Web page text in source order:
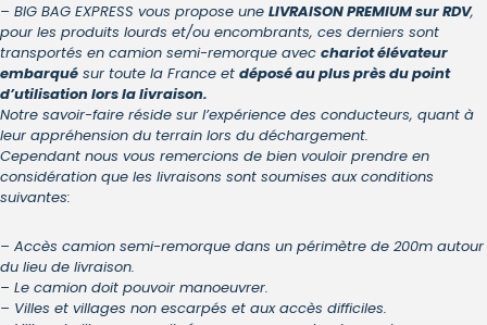
– BIG BAG EXPRESS vous propose une LIVRAISON PREMIUM sur RDV,
pour les produits lourds et/ou encombrants, ces derniers sont
transportés en camion semi-remorque avec chariot élévateur
embarqué sur toute la France et déposé au plus près du point
d’utilisation lors la livraison.
Notre savoir-faire réside sur l’expérience des conducteurs, quant à
leur appréhension du terrain lors du déchargement.
Cependant nous vous remercions de bien vouloir prendre en
considération que les livraisons sont soumises aux conditions
suivantes:
– Accès camion semi-remorque dans un périmètre de 200m autour
du lieu de livraison.
– Le camion doit pouvoir manoeuvrer.
– Villes et villages non escarpés et aux accès difficiles.